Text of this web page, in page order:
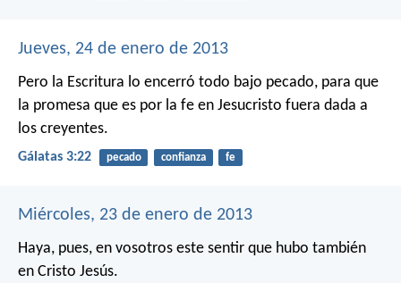
Jueves, 24 de enero de 2013
Pero la Escritura lo encerró todo bajo pecado, para que
la promesa que es por la fe en Jesucristo fuera dada a
los creyentes.
Gálatas 3:22 pecado confianza fe
Miércoles, 23 de enero de 2013
Haya, pues, en vosotros este sentir que hubo también
en Cristo Jesús.